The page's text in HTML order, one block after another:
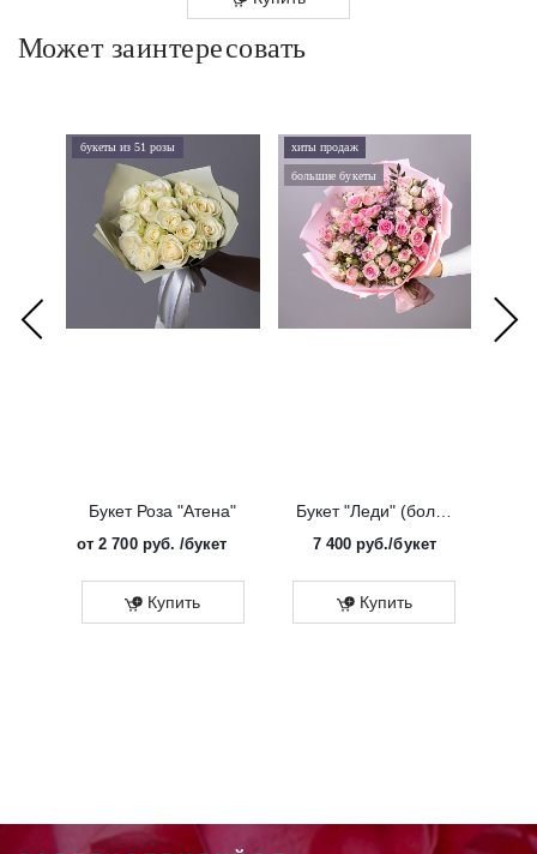
Может заинтересовать
букеты из 51 розы
Букет Роза "Атена"
от2 700 руб. /букет
Купить
хиты продаж
большие букеты
Букет "Леди" (большой)
7 400 руб./букет
Купить